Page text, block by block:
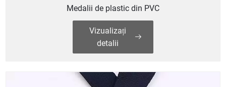
Medalii de plastic din PVC
Vizualizați
detalii